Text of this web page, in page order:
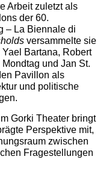
Arbeit zuletzt als
der 60.
– La Biennale di
versammelte sie
Bartana, Robert
und Jan St.
Pavillon als
und politische
Gorki Theater bringt
Perspektive mit,
zwischen
Fragestellungen